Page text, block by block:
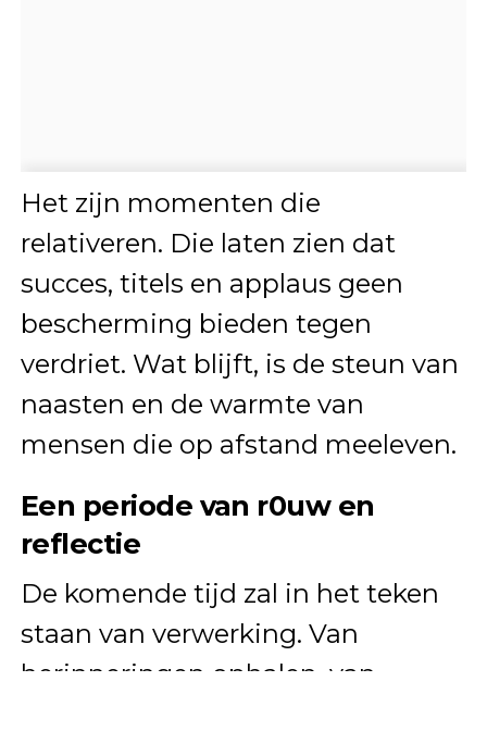
Het zijn momenten die
relativeren. Die laten zien dat
succes, titels en applaus geen
bescherming bieden tegen
verdriet. Wat blijft, is de steun van
naasten en de warmte van
mensen die op afstand meeleven.
Een periode van r0uw en
reflectie
De komende tijd zal in het teken
staan van verwerking. Van
herinneringen ophalen, van